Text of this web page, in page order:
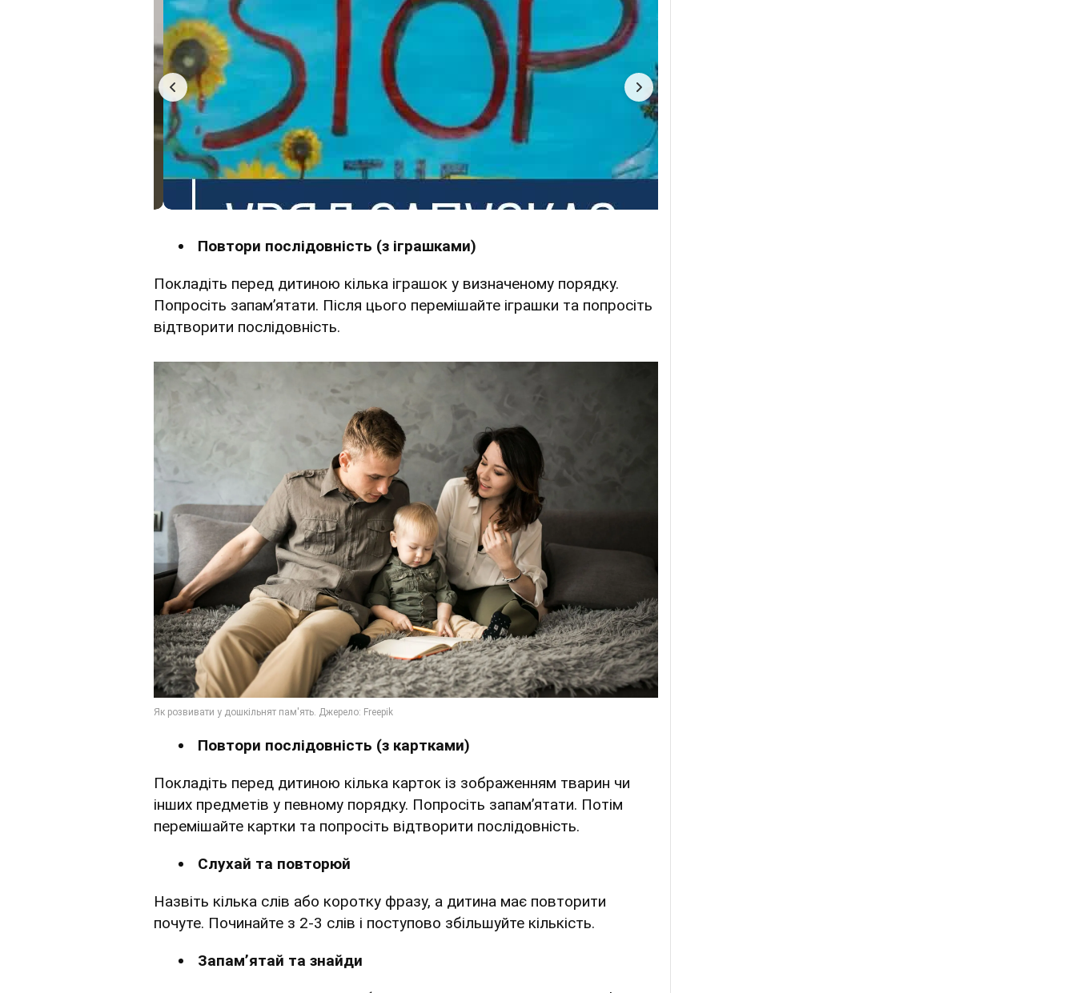
Повтори послідовність (з іграшками)
Покладіть перед дитиною кілька іграшок у визначеному порядку.
Попросіть запам’ятати. Після цього перемішайте іграшки та попросіть
відтворити послідовність.
Повтори послідовність (з картками)
Покладіть перед дитиною кілька карток із зображенням тварин чи
інших предметів у певному порядку. Попросіть запам’ятати. Потім
перемішайте картки та попросіть відтворити послідовність.
Слухай та повторюй
Назвіть кілька слів або коротку фразу, а дитина має повторити
почуте. Починайте з 2-3 слів і поступово збільшуйте кількість.
Запам’ятай та знайди